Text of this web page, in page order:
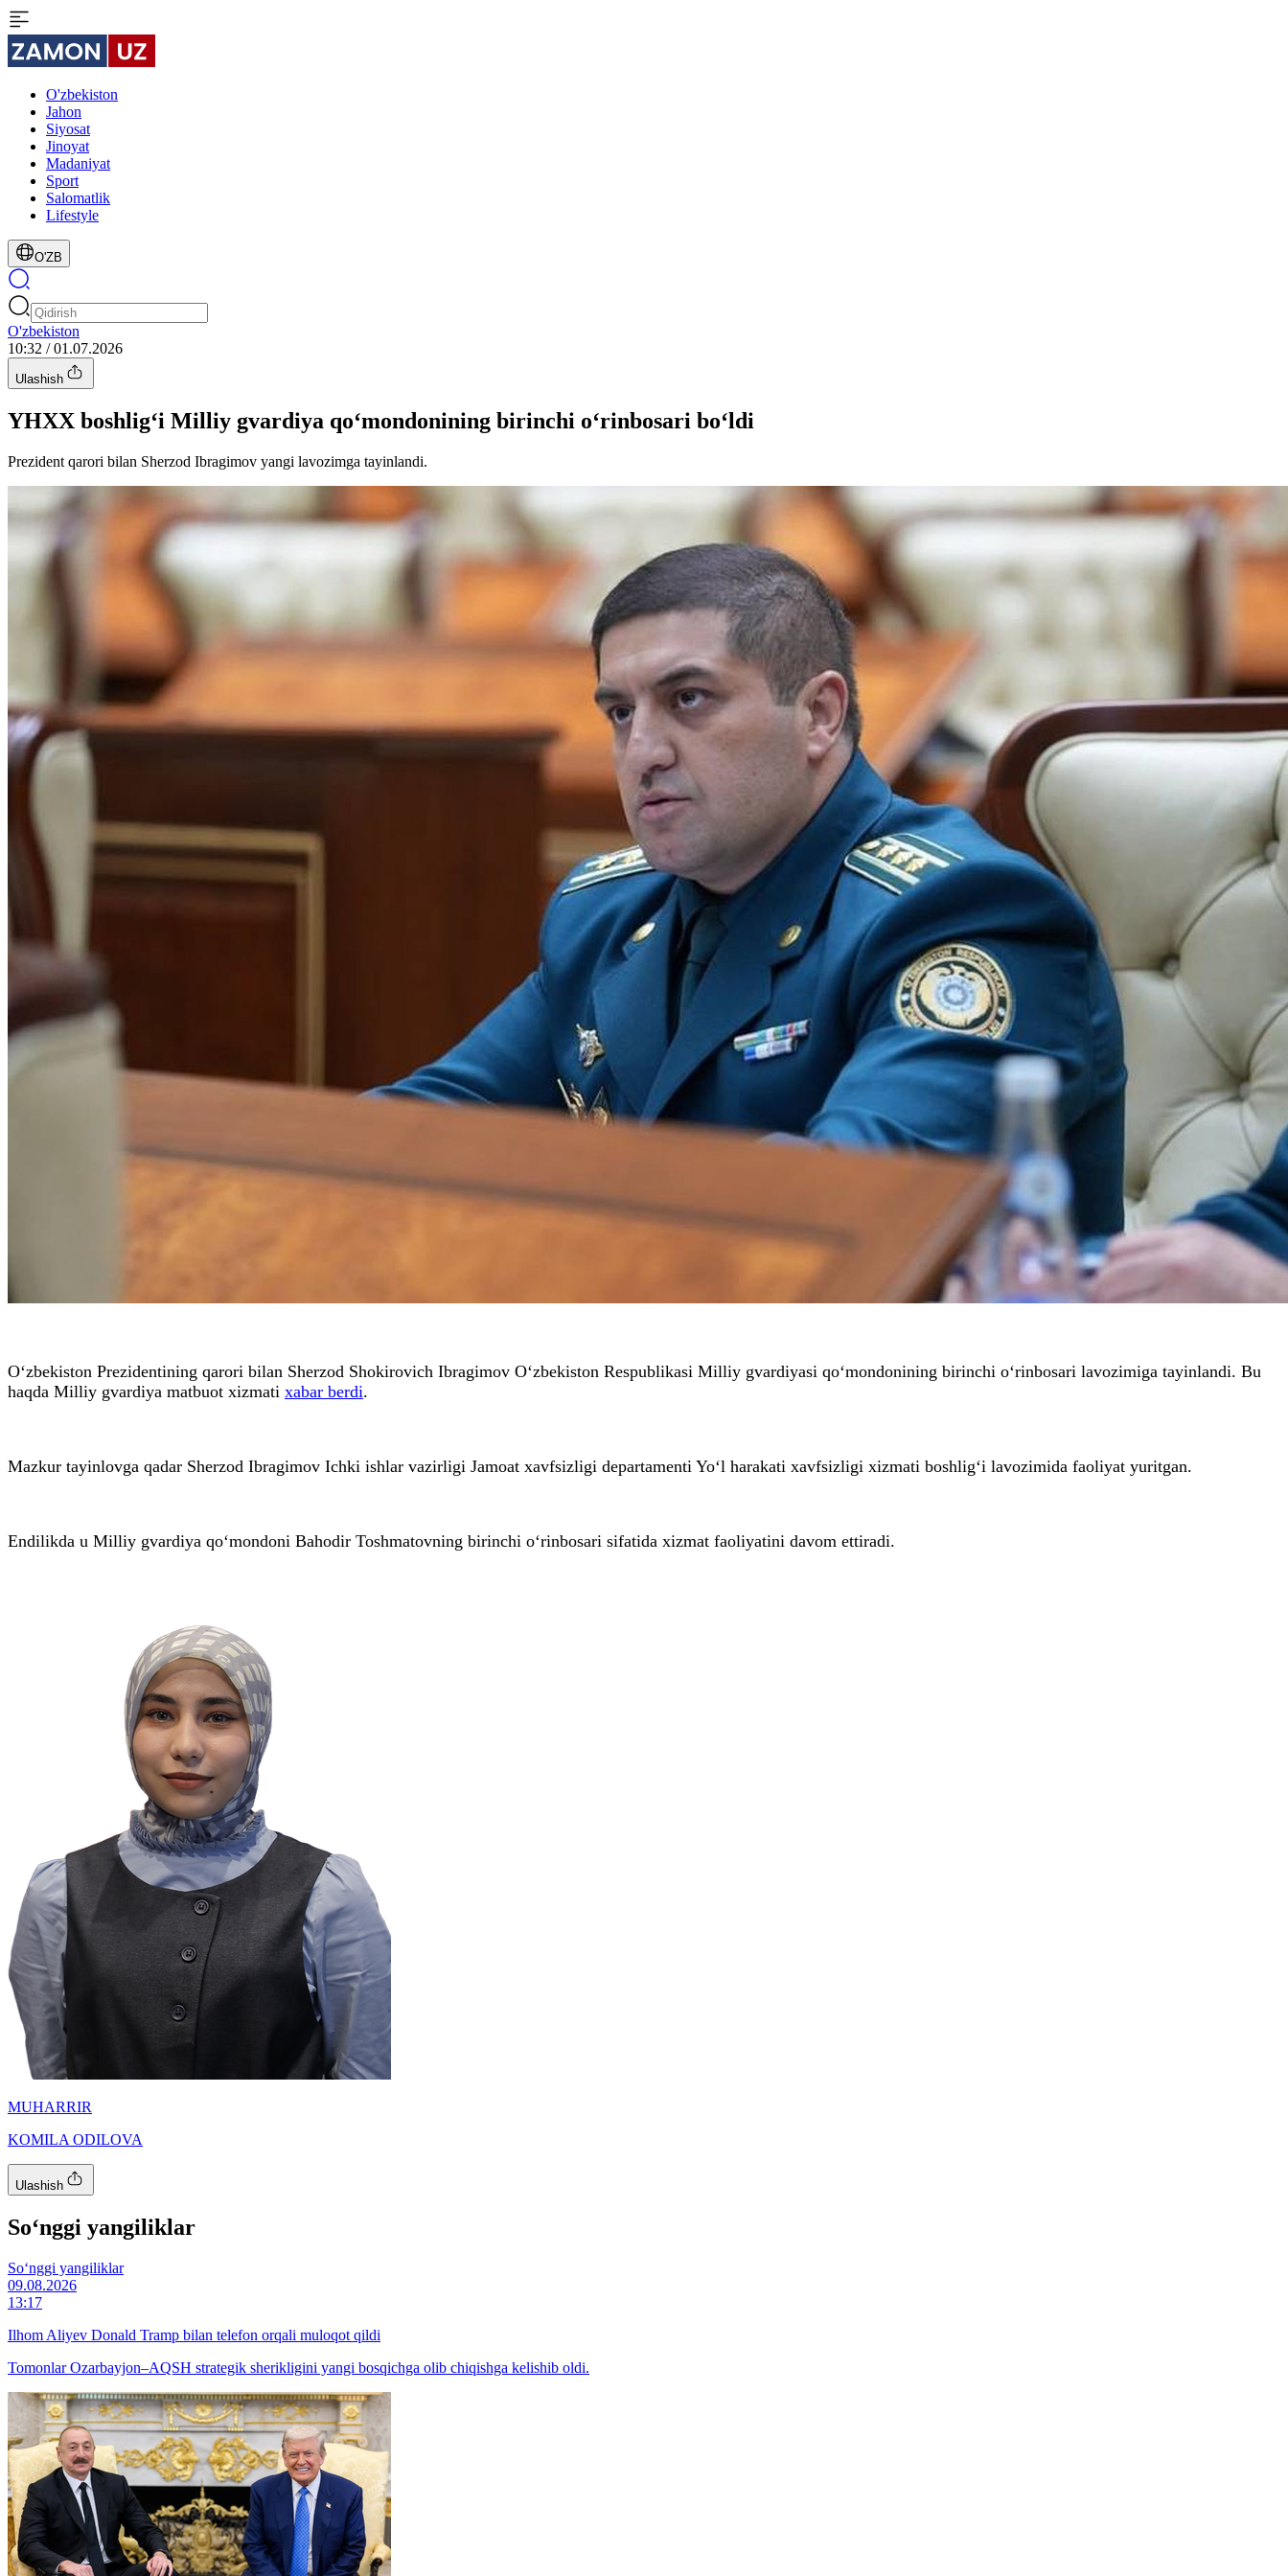
O'zbekiston
Jahon
Siyosat
Jinoyat
Madaniyat
Sport
Salomatlik
Lifestyle
O'ZB
O'zbekiston
10:32 / 01.07.2026
Ulashish
YHXX boshlig‘i Milliy gvardiya qo‘mondonining birinchi o‘rinbosari bo‘ldi
Prezident qarori bilan Sherzod Ibragimov yangi lavozimga tayinlandi.
O‘zbekiston Prezidentining qarori bilan Sherzod Shokirovich Ibragimov O‘zbekiston Respublikasi Milliy gvardiyasi qo‘mondonining birinchi o‘rinbosari lavozimiga tayinlandi. Bu
haqda Milliy gvardiya matbuot xizmati xabar berdi.
Mazkur tayinlovga qadar Sherzod Ibragimov Ichki ishlar vazirligi Jamoat xavfsizligi departamenti Yo‘l harakati xavfsizligi xizmati boshlig‘i lavozimida faoliyat yuritgan.
Endilikda u Milliy gvardiya qo‘mondoni Bahodir Toshmatovning birinchi o‘rinbosari sifatida xizmat faoliyatini davom ettiradi.
MUHARRIR
KOMILA ODILOVA
Ulashish
So‘nggi yangiliklar
So‘nggi yangiliklar
09.08.2026
13:17
Ilhom Aliyev Donald Tramp bilan telefon orqali muloqot qildi
Tomonlar Ozarbayjon–AQSH strategik sherikligini yangi bosqichga olib chiqishga kelishib oldi.